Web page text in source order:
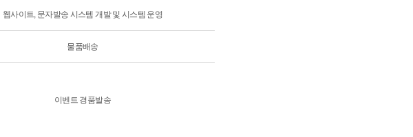
웹사이트, 문자발송 시스템 개발 및 시스템 운영
물품배송
이벤트 경품발송